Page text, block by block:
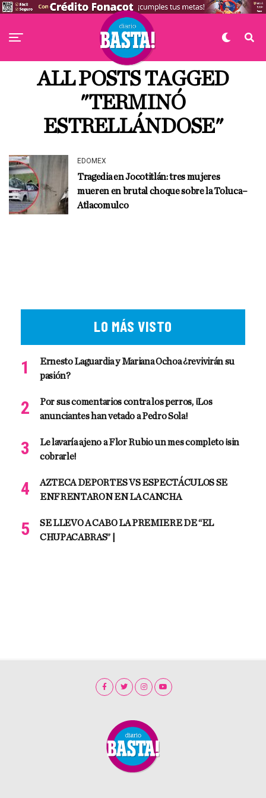
ALL POSTS TAGGED
"TERMINÓ
ESTRELLÁNDOSE"
EDOMEX
Tragedia en Jocotitlán: tres mujeres
mueren en brutal choque sobre la Toluca–
Atlacomulco
LO MÁS VISTO
Ernesto Laguardia y Mariana Ochoa ¿revivirán su
pasión?
Por sus comentarios contra los perros, ¡Los
anunciantes han vetado a Pedro Sola!
Le lavaría ajeno a Flor Rubio un mes completo ¡sin
cobrarle!
AZTECA DEPORTES VS ESPECTÁCULOS SE
ENFRENTARON EN LA CANCHA
SE LLEVO A CABO LA PREMIERE DE “EL
CHUPACABRAS” |